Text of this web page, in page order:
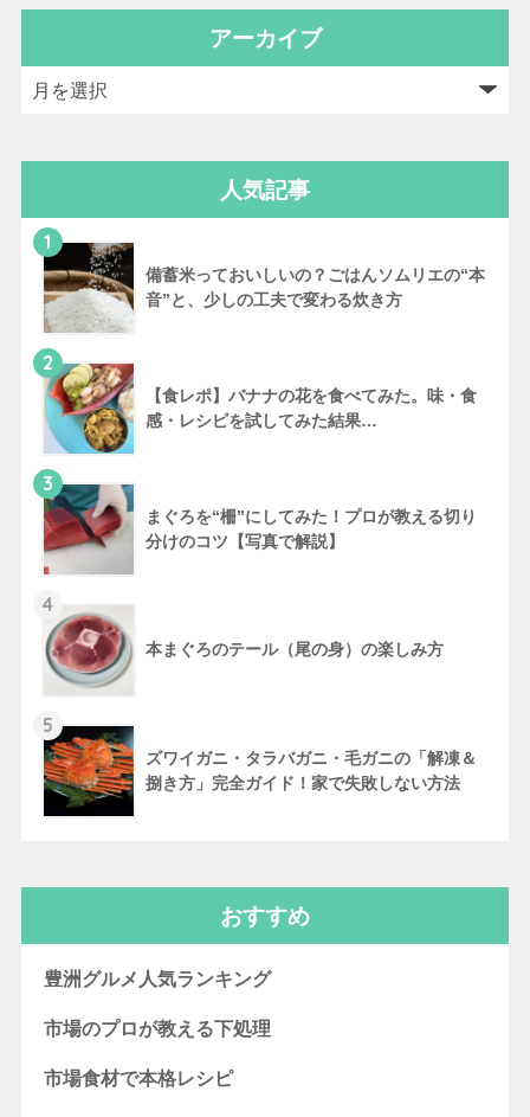
アーカイブ
人気記事
1
備蓄米っておいしいの？ごはんソムリエの“本
音”と、少しの工夫で変わる炊き方
2
【食レポ】バナナの花を食べてみた。味・食
感・レシピを試してみた結果…
3
まぐろを“柵”にしてみた！プロが教える切り
分けのコツ【写真で解説】
4
本まぐろのテール（尾の身）の楽しみ方
5
ズワイガニ・タラバガニ・毛ガニの「解凍＆
捌き方」完全ガイド！家で失敗しない方法
おすすめ
豊洲グルメ人気ランキング
市場のプロが教える下処理
市場食材で本格レシピ